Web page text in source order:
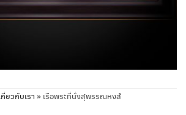
กี่ยวกับเรา » เรือพระที่นั่งสุพรรณหงส์